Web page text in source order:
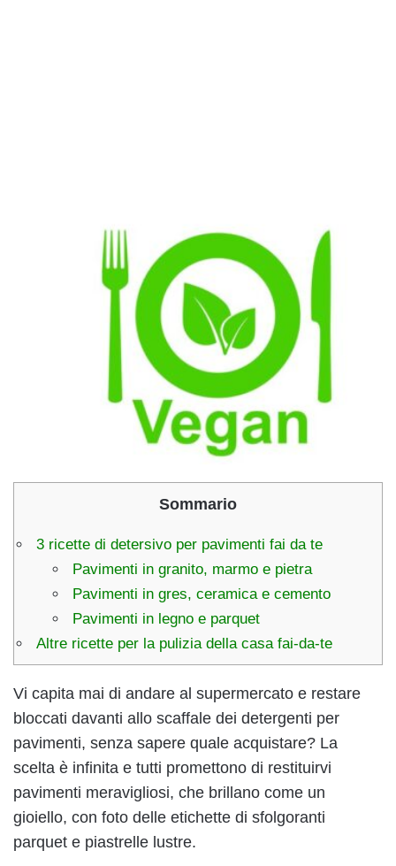
Sommario
3 ricette di detersivo per pavimenti fai da te
Pavimenti in granito, marmo e pietra
Pavimenti in gres, ceramica e cemento
Pavimenti in legno e parquet
Altre ricette per la pulizia della casa fai-da-te
Vi capita mai di andare al supermercato e restare
bloccati davanti allo scaffale dei detergenti per
pavimenti, senza sapere quale acquistare? La
scelta è infinita e tutti promettono di restituirvi
pavimenti meravigliosi, che brillano come un
gioiello, con foto delle etichette di sfolgoranti
parquet e piastrelle lustre.